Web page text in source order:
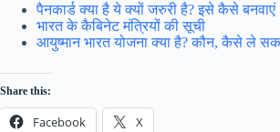
पैनकार्ड क्या है ये क्यों जरुरी है? इसे कैसे बनवाएं
भारत के कैबिनेट मंत्रियों की सूची
आयुष्मान भारत योजना क्या है? कौन, कैसे ले
Share this:
Facebook X